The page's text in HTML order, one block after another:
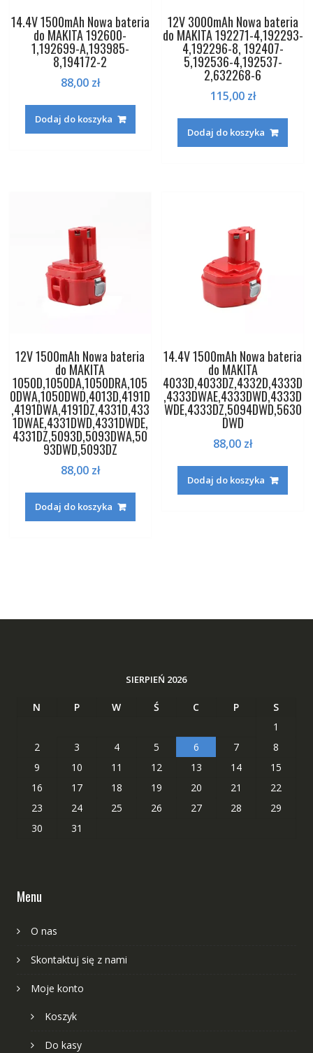
14.4V 1500mAh Nowa bateria
do MAKITA 192600-
1,192699-A,193985-
8,194172-2
88,00 zł
Dodaj do koszyka
12V 3000mAh Nowa bateria
do MAKITA 192271-4,192293-
4,192296-8, 192407-
5,192536-4,192537-
2,632268-6
115,00 zł
Dodaj do koszyka
12V 1500mAh Nowa bateria
do MAKITA
1050D,1050DA,1050DRA,105
0DWA,1050DWD,4013D,4191D
,4191DWA,4191DZ,4331D,433
1DWAE,4331DWD,4331DWDE,
4331DZ,5093D,5093DWA,50
93DWD,5093DZ
88,00 zł
Dodaj do koszyka
14.4V 1500mAh Nowa bateria
do MAKITA
4033D,4033DZ,4332D,4333D
,4333DWAE,4333DWD,4333D
WDE,4333DZ,5094DWD,5630
DWD
88,00 zł
Dodaj do koszyka
SIERPIEŃ 2026
N P W Ś C P
S
1
2
3 4 5 6 7
8
9
10 11 12 13 14
15
16
17 18 19 20 21
22
23
24 25 26 27 28
29
30
31
Menu
O nas
Skontaktuj się z nami
Moje konto
Koszyk
Do kasy